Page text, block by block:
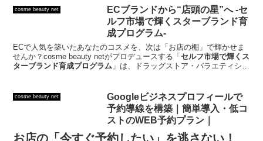
cosme beauty net
ECブランドから“店頭の星”へ -セ
ルフ市場で輝くスターブランド育
成プログラム-
ECで人気を築いたあなたのコスメを、次は「お店の棚」で輝かせま
せんか？cosme beauty netがプロデュースする「セルフ市場で輝くス
ターブランド育成プログラム 」は、ドラッグストア・バラエティショ
cosme beauty net
Googleビジネスプロフィールで
予約導線を構築｜簡単導入・低コ
ストのWEB予約プラン｜
お店の「今すぐ予約したい」を逃さない！